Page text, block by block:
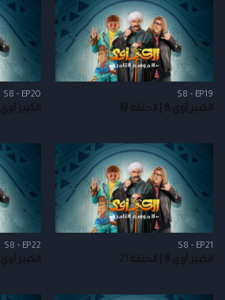
S8 - EP19
الكبير أوي 8 | الحلقة 19
S8 - EP20
الكبير أوي 8 | الحلقة 20
S8 - EP21
الكبير أوي 8 | الحلقة 21
S8 - EP22
الكبير أوي 8 | الحلقة 22